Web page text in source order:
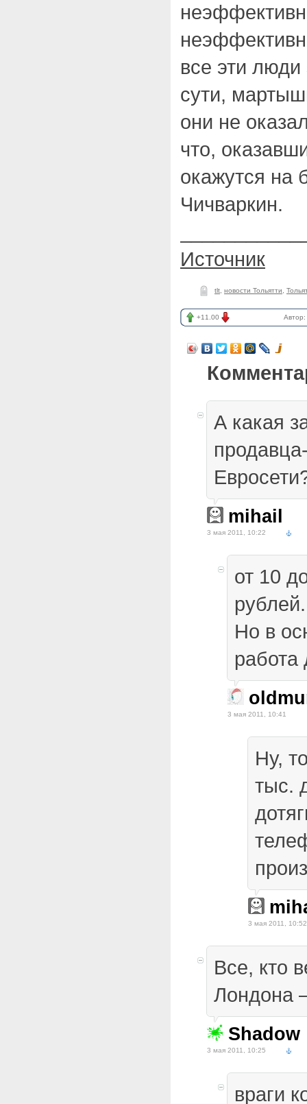
все эти
сути,
они не
что,
окажутся на
Чичваркин.
Источник
tlt новости Тольятти
+11.00 Автор:
А какая
mihail
3 мая 2011, 10:22
от 10
рублей.
Но в
3 мая 2011, 10:41
Ну,
тыс.
3 мая 2011, 10:52
Все, кто
Лондона
Shadow
3 мая 2011, 10:25
враги